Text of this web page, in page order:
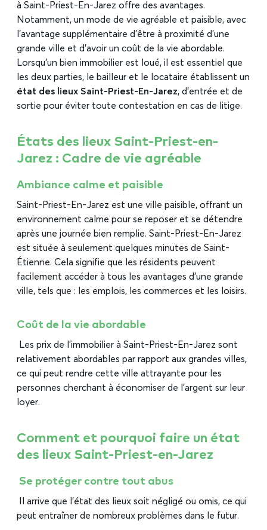
à Saint-Priest-En-Jarez offre des avantages.
Notamment, un mode de vie agréable et paisible, avec
l’avantage supplémentaire d’être à proximité d’une
grande ville et d’avoir un coût de la vie abordable.
Lorsqu’un bien immobilier est loué, il est essentiel que
les deux parties, le bailleur et le locataire établissent un
état des lieux Saint-Priest-En-Jarez, d’entrée et de
sortie pour éviter toute contestation en cas de litige.
États des lieux Saint-Priest-en-
Jarez : Cadre de vie agréable
Ambiance calme et paisible
Saint-Priest-En-Jarez est une ville paisible, offrant un
environnement calme pour se reposer et se détendre
après une journée bien remplie. Saint-Priest-En-Jarez
est située à seulement quelques minutes de Saint-
Étienne. Cela signifie que les résidents peuvent
facilement accéder à tous les avantages d’une grande
ville, tels que : les emplois, les commerces et les loisirs.
Coût de la vie abordable
Les prix de l’immobilier à Saint-Priest-En-Jarez sont
relativement abordables par rapport aux grandes villes,
ce qui peut rendre cette ville attrayante pour les
personnes cherchant à économiser de l’argent sur leur
loyer.
Comment et pourquoi faire un état
des lieux Saint-Priest-en-Jarez
Se protéger contre tout abus
Il arrive que l’état des lieux soit négligé ou omis, ce qui
peut entraîner de nombreux problèmes dans le futur.